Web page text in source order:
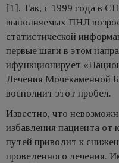
[1]. Так, с 1999 года в
выполняемых ПНЛ
статистической
первые шаги в этом
ифункционирует
Лечения Мочекаменной
восполнит этот пробел.
Известно, что
избавления пациента от
путей приводит к
проведенного лечения.